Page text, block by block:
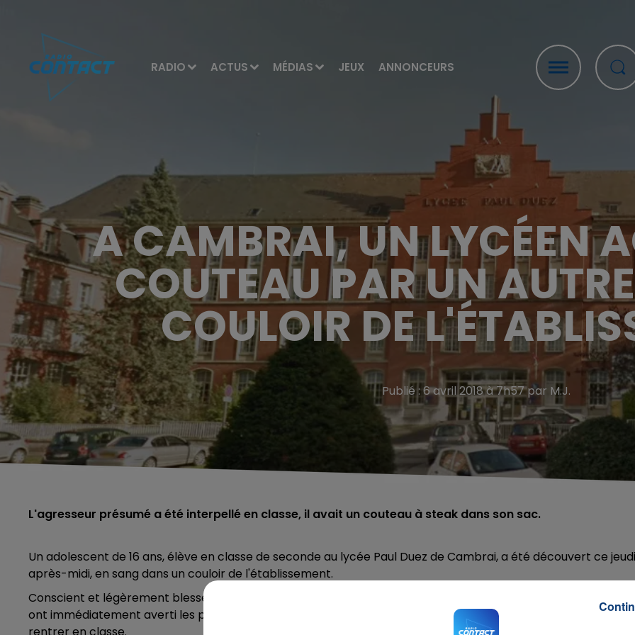
RADIO ACTUS MÉDIAS JEUX ANNONCEURS
A CAMBRAI, UN LYCÉEN
COUTEAU PAR UN
COULOIR DE
Publié : 6 avril 2018 à 7h57 par M.J.
L'agresseur présumé a été interpellé en classe, il avait un couteau à steak dans son sac.
Un adolescent de 16 ans, élève en classe de seconde au lycée Paul Duez de Cambrai, a été découvert ce jeudi
après-midi, en sang dans un couloir de l'établissement.
Conscient et légèrement blessé, il a expliqué avoir été agressé par un autre lycéen. Les surveillants du lycée
ont immédiatement averti les policiers, qui sont allés interpeller l'agresseur présumé alors qu'il venait de
rentrer en classe.